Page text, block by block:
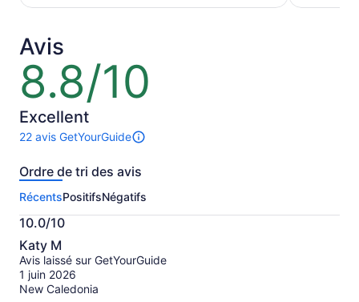
de 98 $ CA.
adulte
de 118 $
Avis
8.8/10
8.8
sur
10
Excellent
22 avis GetYourGuide
Il
a
sur
cette
activité.
Plus
de
renseignements
sur
Ordre de tri des avis
RécentsPositifsNégatifs
10.0/10
10.0
sur
10
Katy M
Avis laissé sur GetYourGuide
1 juin 2026
New Caledonia